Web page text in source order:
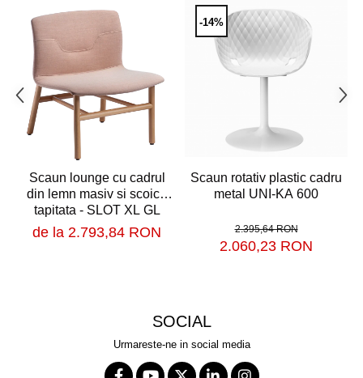
Scaun lounge cu cadrul
din lemn masiv si scoica
tapitata - SLOT XL GL
de la 2.793,84 RON
-14%
Scaun rotativ plastic cadru
metal UNI-KA 600
2.395,64 RON
2.060,23 RON
SOCIAL
Urmareste-ne in social media